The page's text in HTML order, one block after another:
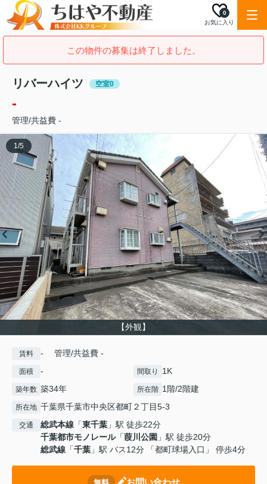
お気に入り
0
この物件の募集は終了しました。
リバーハイツ 空室0
-
管理/共益費 -
【外観】
1/5
賃料 - 管理/共益費 -
面積 - 間取り 1K
築年数 築34年 所在階 1階/2階建
所在地 千葉県千葉市中央区都町２丁目5-3
交通 総武本線 「東千葉 」駅 徒歩22分
千葉都市モノレール「葭川公園 」駅 徒歩20分
総武線 「千葉 」駅 バス12分 「都町球場入口」 停歩4分
お問い合わせ